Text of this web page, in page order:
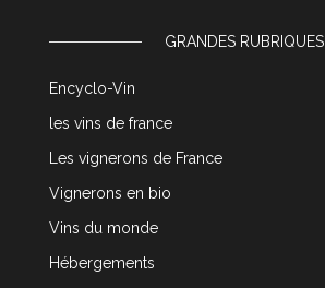
GRANDES RUBRIQUES
Encyclo-Vin
les vins de france
Les vignerons de France
Vignerons en bio
Vins du monde
Hébergements